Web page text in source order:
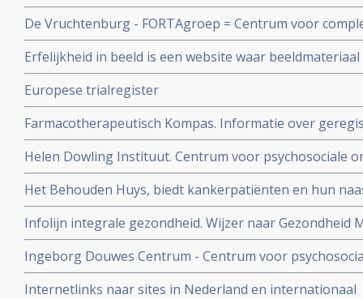
De Vruchtenburg - FORTAgroep = Centrum voor
mensen met kanker in de meest brede vorm met de
voor kinderen en volwassenen met kanker
Erfelijkheid in beeld is een website waar beeldmateriaal
erfelijke ziektes, waaronder ook erfelijke vormen van
te bekijken.
Europese trialregister
Farmacotherapeutisch Kompas. Informatie over
verkrijgbare medicijnen inclusief bijwerkingen enz.
Helen Dowling Instituut. Centrum voor psychosociale
kankerpatiënten en hun naasten.
Het Behouden Huys, biedt kankerpatiënten en hun
betrokken begeleiding bij de verwerking van de
gevolgen van kanker.
Infolijn integrale gezondheid. Wijzer naar Gezondheid
zelfregie, meer leefstijladvies
Ingeborg Douwes Centrum - Centrum voor
kankerpatiënten en hun naasten
Internetlinks naar sites in Nederland en internationaal